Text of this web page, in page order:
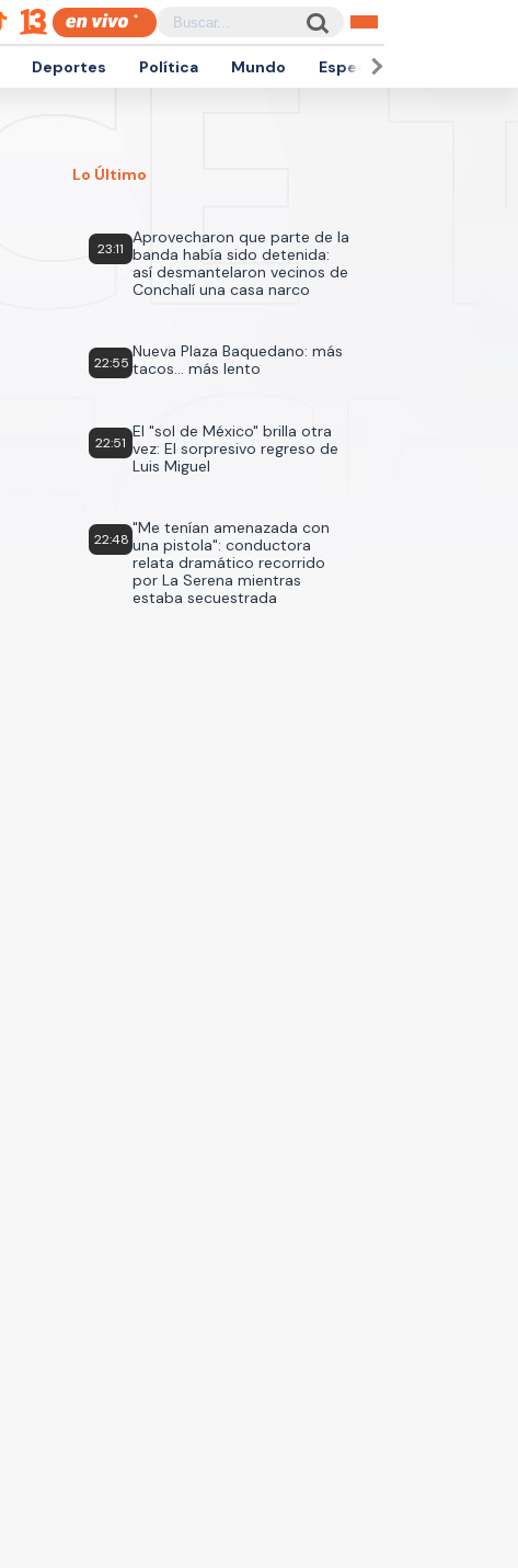
Deportes Política Mundo Espectáculos
Lo Último
23:11
Aprovecharon que parte de la
banda había sido detenida:
así desmantelaron vecinos de
Conchalí una casa narco
22:55
Nueva Plaza Baquedano: más
tacos... más lento
22:51
El "sol de México" brilla otra
vez: El sorpresivo regreso de
Luis Miguel
22:48
"Me tenían amenazada con
una pistola": conductora
relata dramático recorrido
por La Serena mientras
estaba secuestrada